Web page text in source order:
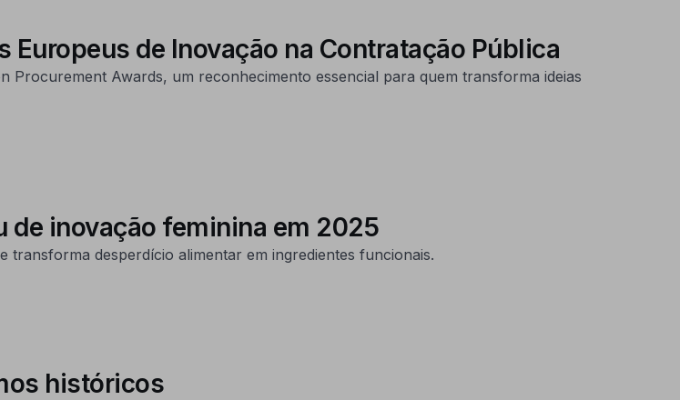
de Inovação na Contratação Pública
Procurement Awards, um reconhecimento essencial para quem transforma ideias
de inovação feminina em 2025
desperdício alimentar em ingredientes funcionais.
históricos